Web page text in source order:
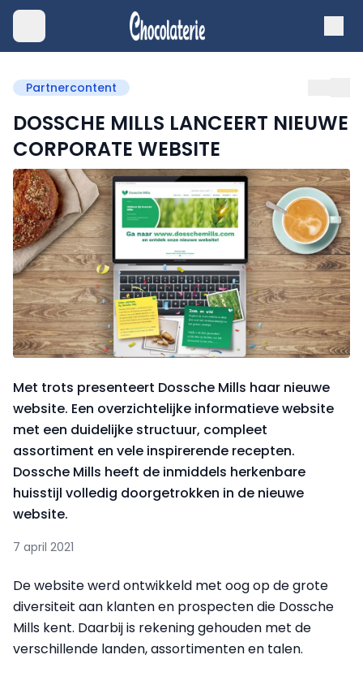
Partnercontent
DOSSCHE MILLS LANCEERT NIEUWE
CORPORATE WEBSITE
Met trots presenteert Dossche Mills haar nieuwe
website. Een overzichtelijke informatieve website
met een duidelijke structuur, compleet
assortiment en vele inspirerende recepten.
Dossche Mills heeft de inmiddels herkenbare
huisstijl volledig doorgetrokken in de nieuwe
website.
7 april 2021
De website werd ontwikkeld met oog op de grote
diversiteit aan klanten en prospecten die Dossche
Mills kent. Daarbij is rekening gehouden met de
verschillende landen, assortimenten en talen.